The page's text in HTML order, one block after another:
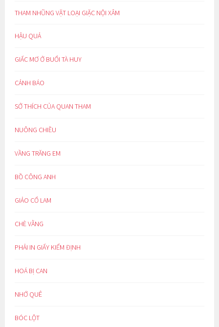
THAM NHŨNG VẶT LOẠI GIẶC NỘI XÂM
HẬU QUẢ
GIẤC MƠ Ở BUỔI TÀ HUY
CẢNH BÁO
SỞ THÍCH CỦA QUAN THAM
NUÔNG CHIỀU
VẦNG TRĂNG EM
BỒ CÔNG ANH
GIẢO CỔ LAM
CHÈ VẰNG
PHẢI IN GIẤY KIỂM ĐỊNH
HOÁ BỊ CAN
NHỚ QUÊ
BÓC LỘT